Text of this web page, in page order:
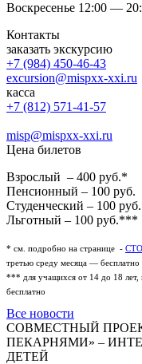
Воскресенье 12:00 —
Контакты
заказать экскурсию
+7 (984) 450-46-43
excursion@mispxx-xxi.ru
касса
+7 (812) 571-41-57
misp@mispxx-xxi.ru
Цена билетов
Взрослый – 400 руб.*
Пенсионный – 100 руб.
Студенческий – 100
Льготный – 100 руб.***
* см. подробно на странице -
третью среду месяца — бесплатно
*** для учащихся от 14 до 18
бесплатно
Все новости
СОВМЕСТНЫЙ
ПЕКАРНЯМИ» –
ДЕТЕЙ